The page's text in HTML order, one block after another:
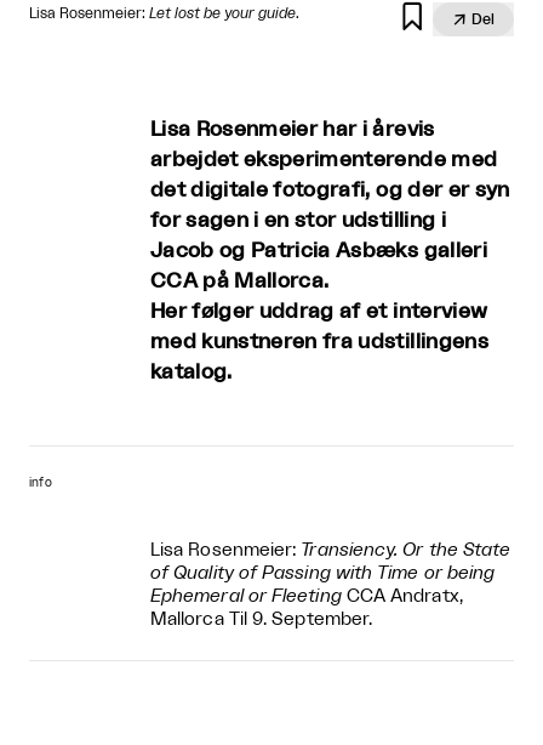
Lisa Rosenmeier: Let lost be your guide.   Del
Lisa Rosenmeier har i årevis
arbejdet eksperimenterende med
det digitale fotografi, og der er syn
for sagen i en stor udstilling i
Jacob og Patricia Asbæks galleri
CCA på Mallorca.
Her følger uddrag af et interview
med kunstneren fra udstillingens
katalog.
info
Lisa Rosenmeier: Transiency. Or the State
of Quality of Passing with Time or being
Ephemeral or Fleeting CCA Andratx,
MallorcaTil 9. September.